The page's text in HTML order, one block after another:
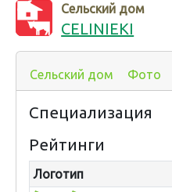
Сельский дом
CELINIEKI
Сельский дом Фото
Специализация
Рейтинги
Логотип